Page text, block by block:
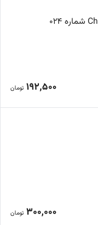
192,500 تومان
300,000 تومان